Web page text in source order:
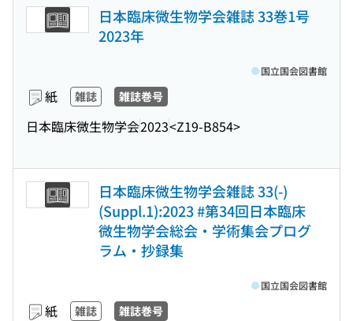
日本臨床微生物学会雑誌 33巻1号
2023年
紙 雑誌 雑誌巻号
日本臨床微生物学会2023<Z19-B854>
国立国会図書館
日本臨床微生物学会雑誌 33(-)
(Suppl.1):2023 #第34回日本臨床
微生物学会総会・学術集会プログ
ラム・抄録集
紙 雑誌 雑誌巻号
国立国会図書館